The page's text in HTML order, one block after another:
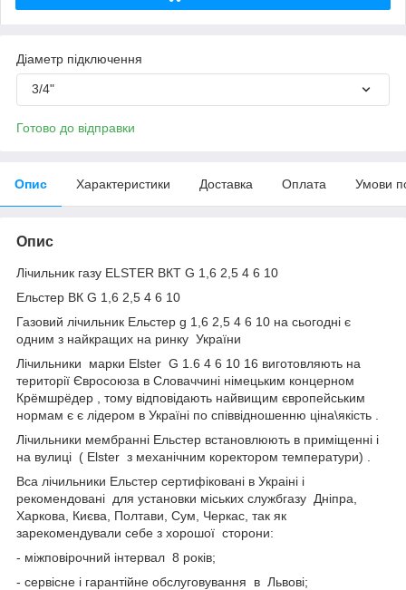
Діаметр підключення
3/4"
Готово до відправки
Опис Характеристики Доставка Оплата Умови
Опис
Лічильник газу ELSTER ВКT G 1,6 2,5 4 6 10
Ельстер ВК G 1,6 2,5 4 6 10
Газовий лічильник Ельстер g 1,6 2,5 4 6 10 на сьогодні є
одним з найкращих на ринку України
Лічильники марки Elster G 1.6 4 6 10 16 виготовляють на
території Євросоюза в Словаччині німецьким концерном
Крёмшрёдер , тому відповідають найвищим європейським
нормам є є лідером в Україні по співвідношенню ціна\якість .
Лічильники мембранні Ельстер встановлюють в приміщенні і
на вулиці ( Elster з механічним коректором температури) .
Вса лічильники Ельстер сертифіковані в Украіні і
рекомендовані для установки міських службгазу Дніпра,
Харкова, Києва, Полтави, Сум, Черкас, так як
зарекомендували себе з хорошої сторони:
- міжповірочний інтервал 8 років;
- сервісне і гарантійне обслуговування в Львові;